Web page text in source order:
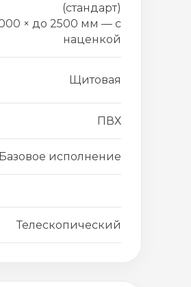
(стандарт)
× до 2500 мм — с
наценкой
Щитовая
ПВХ
Базовое исполнение
Телескопический